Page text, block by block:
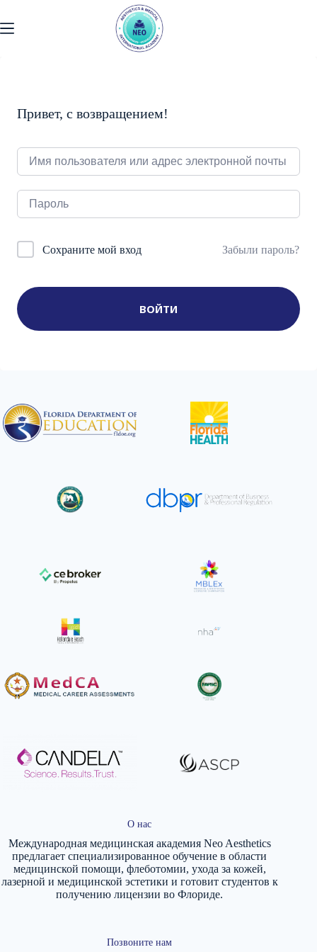
содержанию
Привет, с возвращением!
Сохраните мой вход Забыли пароль?
ВОЙТИ
О нас
Международная медицинская академия Neo Aesthetics
предлагает специализированное обучение в области
медицинской помощи, флеботомии, ухода за кожей,
лазерной и медицинской эстетики и готовит студентов к
получению лицензии во Флориде.
Позвоните нам